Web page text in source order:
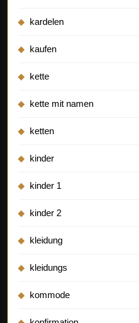
kardelen
kaufen
kette
kette mit namen
ketten
kinder
kinder 1
kinder 2
kleidung
kleidungs
kommode